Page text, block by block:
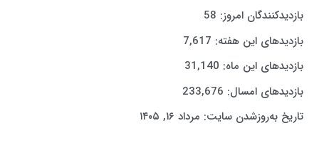
بازدیدکنندگان امروز: 58
بازدیدهای این هفته: 7,617
بازدیدهای این ماه: 31,140
بازدیدهای امسال: 233,676
تاریخ به‌روزشدن سایت: مرداد ۱۶, ۱۴۰۵